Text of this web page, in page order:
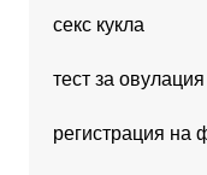
секс кукла
тест за овулация
регистрация на